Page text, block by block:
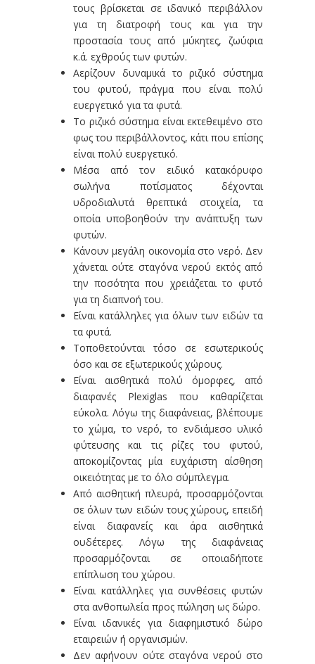
τους βρίσκεται σε ιδανικό περιβάλλον
για τη διατροφή τους και για την
προστασία τους από μύκητες, ζωύφια
κ.ά. εχθρούς των φυτών.
Αερίζουν δυναμικά το ριζικό σύστημα
του φυτού, πράγμα που είναι πολύ
ευεργετικό για τα φυτά.
Το ριζικό σύστημα είναι εκτεθειμένο στο
φως του περιβάλλοντος, κάτι που επίσης
είναι πολύ ευεργετικό.
Μέσα από τον ειδικό κατακόρυφο
σωλήνα ποτίσματος δέχονται
υδροδιαλυτά θρεπτικά στοιχεία, τα
οποία υποβοηθούν την ανάπτυξη των
φυτών.
Κάνουν μεγάλη οικονομία στο νερό. Δεν
χάνεται ούτε σταγόνα νερού εκτός από
την ποσότητα που χρειάζεται το φυτό
για τη διαπνοή του.
Είναι κατάλληλες για όλων των ειδών τα
τα φυτά.
Τοποθετούνται τόσο σε εσωτερικούς
όσο και σε εξωτερικούς χώρους.
Είναι αισθητικά πολύ όμορφες, από
διαφανές Plexiglas που καθαρίζεται
εύκολα. Λόγω της διαφάνειας, βλέπουμε
το χώμα, το νερό, το ενδιάμεσο υλικό
φύτευσης και τις ρίζες του φυτού,
αποκομίζοντας μία ευχάριστη αίσθηση
οικειότητας με το όλο σύμπλεγμα.
Από αισθητική πλευρά, προσαρμόζονται
σε όλων των ειδών τους χώρους, επειδή
είναι διαφανείς και άρα αισθητικά
ουδέτερες. Λόγω της διαφάνειας
προσαρμόζονται σε οποιαδήποτε
επίπλωση του χώρου.
Είναι κατάλληλες για συνθέσεις φυτών
στα ανθοπωλεία προς πώληση ως δώρο.
Είναι ιδανικές για διαφημιστικό δώρο
εταιρειών ή οργανισμών.
Δεν αφήνουν ούτε σταγόνα νερού στο